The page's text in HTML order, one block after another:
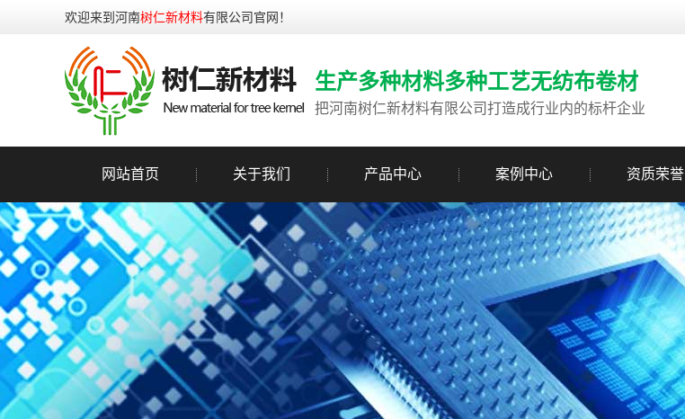
欢迎来到河南树仁新材料有限公司官网！
生产多种材料多种工艺无纺布卷材
把河南树仁新材料有限公司打造成行业内的标杆企业
网站首页 关于我们
公司简介
实力展示
荣誉证书
生产设备
产品中心 案例中心 资质荣誉